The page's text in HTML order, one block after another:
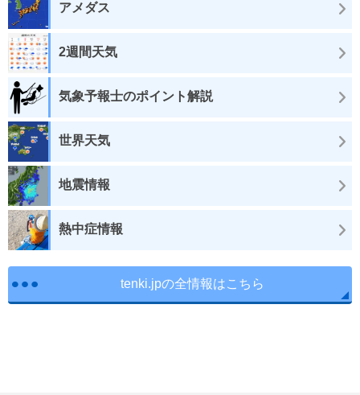
アメダス
2週間天気
気象予報士のポイント解説
世界天気
地震情報
熱中症情報
tenki.jpの全情報はこちら